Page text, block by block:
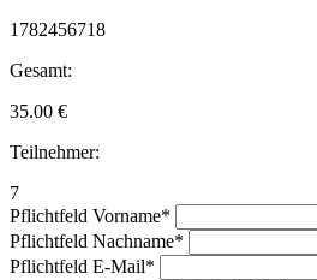
1782456718
Gesamt:
35.00 €
Teilnehmer:
7
Pflichtfeld Vorname*
Pflichtfeld Nachname*
Pflichtfeld E-Mail*